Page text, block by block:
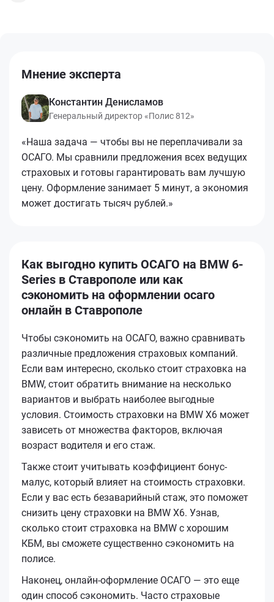
Мнение эксперта
Константин Денисламов
Генеральный директор «Полис 812»
«Наша задача — чтобы вы не переплачивали за
ОСАГО. Мы сравнили предложения всех ведущих
страховых и готовы гарантировать вам лучшую
цену. Оформление занимает 5 минут, а экономия
может достигать тысяч рублей.»
Как выгодно купить ОСАГО на BMW 6-
Series в Ставрополе или как
сэкономить на оформлении осаго
онлайн в Ставрополе
Чтобы сэкономить на ОСАГО, важно сравнивать
различные предложения страховых компаний.
Если вам интересно, сколько стоит страховка на
BMW, стоит обратить внимание на несколько
вариантов и выбрать наиболее выгодные
условия. Стоимость страховки на BMW Х6 может
зависеть от множества факторов, включая
возраст водителя и его стаж.
Также стоит учитывать коэффициент бонус-
малус, который влияет на стоимость страховки.
Если у вас есть безаварийный стаж, это поможет
снизить цену страховки на BMW Х6. Узнав,
сколько стоит страховка на BMW с хорошим
КБМ, вы сможете существенно сэкономить на
полисе.
Наконец, онлайн-оформление ОСАГО — это еще
один способ сэкономить. Часто страховые